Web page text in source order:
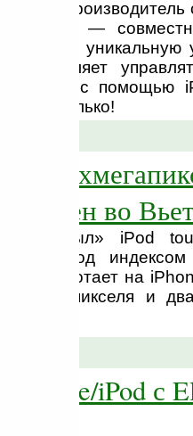
производитель
нетбуков —
уникальную
позволяет
в играх с помощью
и не только!
с
замечен во
«всплыл» iPod
под
1) работает на
мегапикселя и
iPhone/iPod с